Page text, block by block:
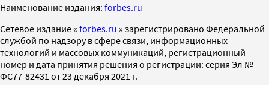
Наименование издания: forbes.ru
Cетевое издание « forbes.ru » зарегистрировано Федеральной
службой по надзору в сфере связи, информационных
технологий и массовых коммуникаций, регистрационный
номер и дата принятия решения о регистрации: серия Эл №
ФС77-82431 от 23 декабря 2021 г.